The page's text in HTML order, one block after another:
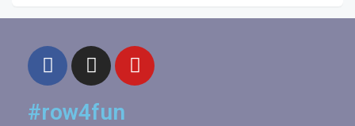
#row4fun